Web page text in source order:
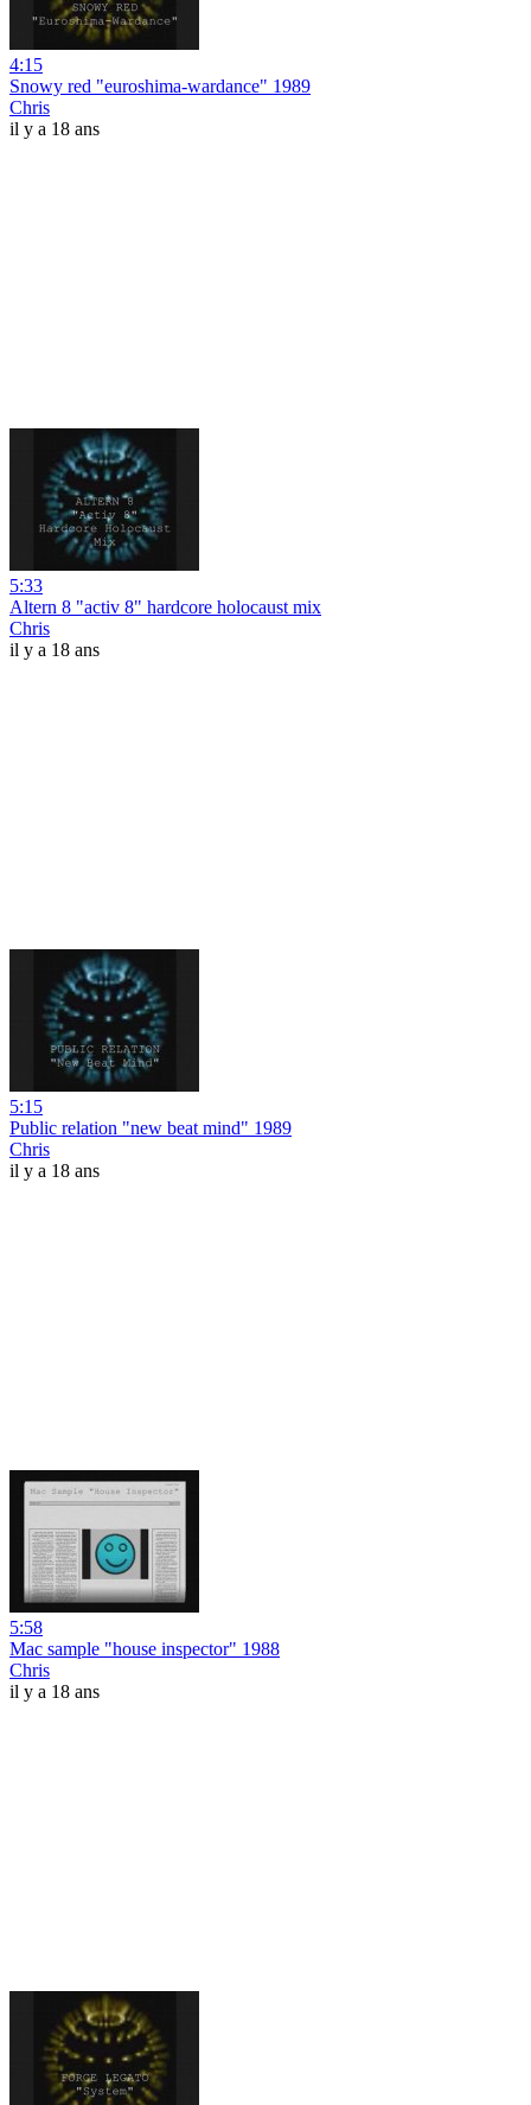
4:15
Snowy red "euroshima-wardance" 1989
Chris
il y a 18 ans
5:33
Altern 8 "activ 8" hardcore holocaust mix
Chris
il y a 18 ans
5:15
Public relation "new beat mind" 1989
Chris
il y a 18 ans
5:58
Mac sample "house inspector" 1988
Chris
il y a 18 ans